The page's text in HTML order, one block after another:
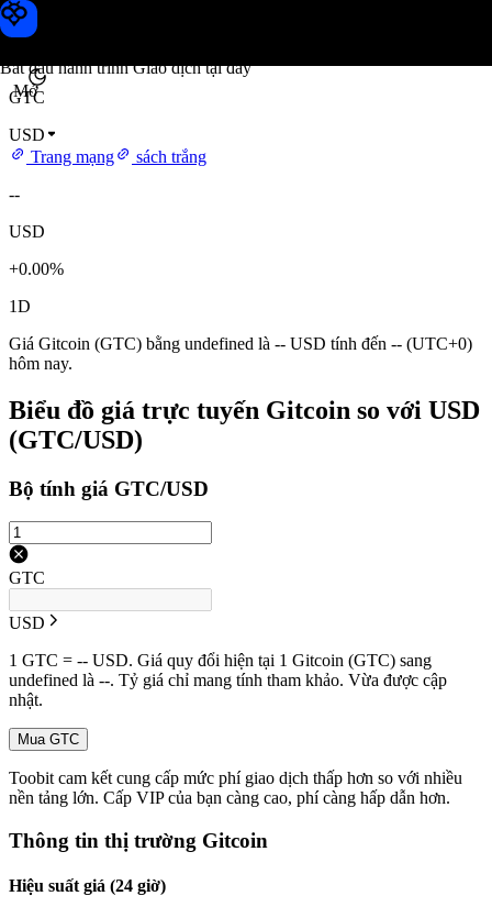
Bắt đầu hành trình Giao dịch tại đây
Mở
Giá Gitcoin
GTC
USD
Trang mạng
sách trắng
--
USD
+0.00%
1D
Giá Gitcoin (GTC) bằng undefined là -- USD tính đến -- (UTC+0)
hôm nay.
Biểu đồ giá trực tuyến Gitcoin so với USD
(GTC/USD)
Bộ tính giá GTC/USD
GTC
USD
1 GTC = -- USD. Giá quy đổi hiện tại 1 Gitcoin (GTC) sang
undefined là --. Tỷ giá chỉ mang tính tham khảo. Vừa được cập
nhật.
Mua GTC
Toobit cam kết cung cấp mức phí giao dịch thấp hơn so với nhiều
nền tảng lớn. Cấp VIP của bạn càng cao, phí càng hấp dẫn hơn.
Thông tin thị trường Gitcoin
Hiệu suất giá (24 giờ)